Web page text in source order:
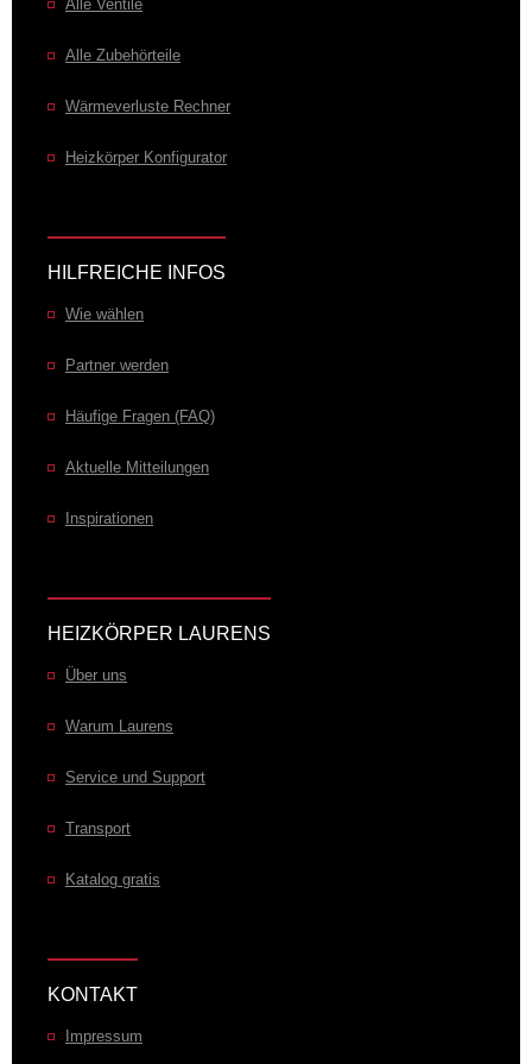
El. Heizstab unten L
Strukturfarben
Alle Ventile
Alle Zubehörteile
Wärmeverluste Rechner
Heizkörper Konfigurator
HILFREICHE INFOS
Wie wählen
Partner werden
Häufige Fragen (FAQ)
Aktuelle Mitteilungen
Inspirationen
HEIZKÖRPER LAURENS
Über uns
Warum Laurens
Service und Support
Transport
Katalog gratis
KONTAKT
Impressum